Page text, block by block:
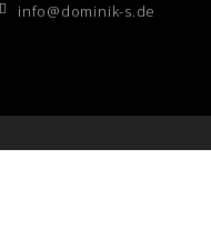
info@dominik-s.de